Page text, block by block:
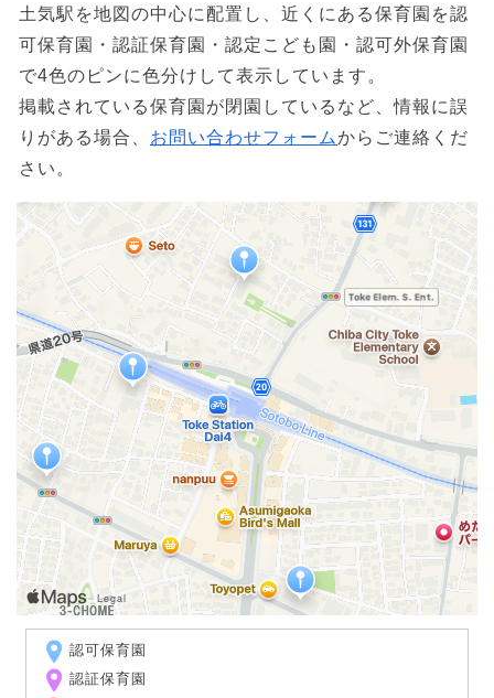
土気駅を地図の中心に配置し、近くにある保育園を認
可保育園・認証保育園・認定こども園・認可外保育園
で4色のピンに色分けして表示しています。
掲載されている保育園が閉園しているなど、情報に誤
りがある場合、 お問い合わせフォームからご連絡くだ
さい。
認可保育園
認証保育園